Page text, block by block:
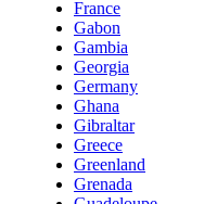
France
Gabon
Gambia
Georgia
Germany
Ghana
Gibraltar
Greece
Greenland
Grenada